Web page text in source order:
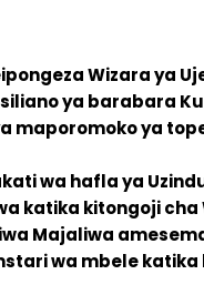
Wizara ya
ya barabara
maporomoko ya
wa hafla ya
katika kitongoji
Majaliwa
wa mbele